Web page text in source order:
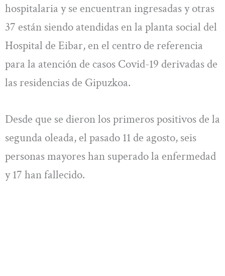
hospitalaria y se encuentran ingresadas y otras
37 están siendo atendidas en la planta social del
Hospital de Eibar, en el centro de referencia
para la atención de casos Covid-19 derivadas de
las residencias de Gipuzkoa.
Desde que se dieron los primeros positivos de la
segunda oleada, el pasado 11 de agosto, seis
personas mayores han superado la enfermedad
y 17 han fallecido.